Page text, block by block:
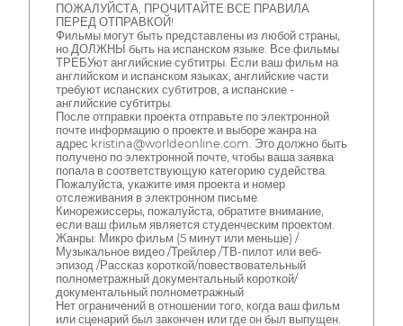
ПОЖАЛУЙСТА, ПРОЧИТАЙТЕ ВСЕ ПРАВИЛА
ПЕРЕД ОТПРАВКОЙ!
Фильмы могут быть представлены из любой страны,
но ДОЛЖНЫ быть на испанском языке. Все фильмы
ТРЕБУют английские субтитры. Если ваш фильм на
английском и испанском языках, английские части
требуют испанских субтитров, а испанские -
английские субтитры.
После отправки проекта отправьте по электронной
почте информацию о проекте и выборе жанра на
адрес kristina@worldeonline.com. Это должно быть
получено по электронной почте, чтобы ваша заявка
попала в соответствующую категорию судейства.
Пожалуйста, укажите имя проекта и номер
отслеживания в электронном письме.
Кинорежиссеры, пожалуйста, обратите внимание,
если ваш фильм является студенческим проектом.
Жанры: Микро фильм (5 минут или меньше) /
Музыкальное видео /Трейлер /ТВ-пилот или веб-
эпизод /Рассказ короткой/повествовательный
полнометражный документальный короткой/
документальный полнометражный
Нет ограничений в отношении того, когда ваш фильм
или сценарий был закончен или где он был выпущен.